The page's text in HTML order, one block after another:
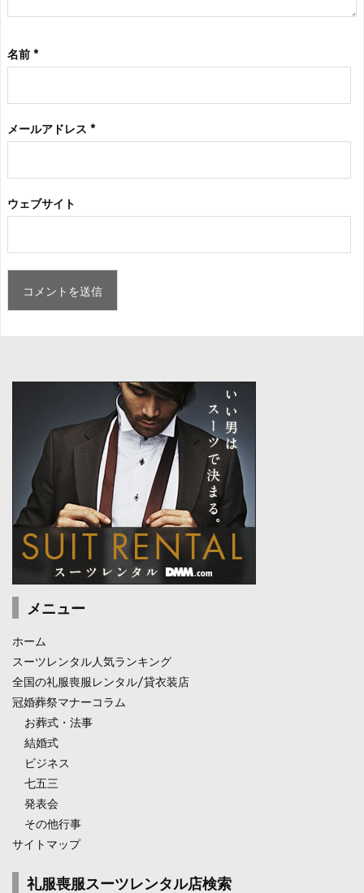
名前 *
メールアドレス *
ウェブサイト
メニュー
ホーム
スーツレンタル人気ランキング
全国の礼服喪服レンタル/貸衣装店
冠婚葬祭マナーコラム
お葬式・法事
結婚式
ビジネス
七五三
発表会
その他行事
サイトマップ
礼服喪服スーツレンタル店検索